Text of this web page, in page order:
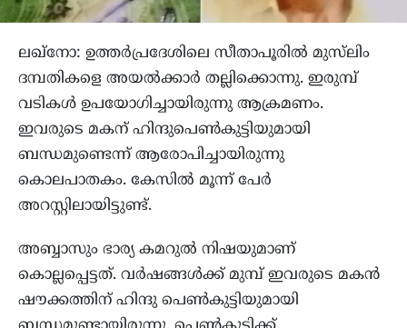
ലഖ്നോ: ഉത്തർപ്രദേശിലെ സീതാപൂരിൽ മുസ്‍ലിം
ദമ്പതികളെ അയൽക്കാർ തല്ലിക്കൊന്നു. ഇരുമ്പ്
വടികൾ ഉപയോഗിച്ചായിരുന്നു ആക്രമണം.
ഇവരുടെ മകന് ഹിന്ദുപെൺകുട്ടിയുമായി
ബന്ധമുണ്ടെന്ന് ആരോപിച്ചായിരുന്നു
കൊലപാതകം. കേസിൽ മൂന്ന് പേർ
അറസ്റ്റിലായിട്ടുണ്ട്.
അബ്ബാസും ഭാര്യ കമറുൽ നിഷയുമാണ്
കൊല്ലപ്പെട്ടത്. വർഷങ്ങൾക്ക് മുമ്പ് ഇവരുടെ മകൻ
ഷൗക്കത്തിന് ഹിന്ദു പെൺകുട്ടിയുമായി